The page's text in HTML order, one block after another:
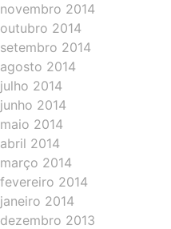
novembro 2014
outubro 2014
setembro 2014
agosto 2014
julho 2014
junho 2014
maio 2014
abril 2014
março 2014
fevereiro 2014
janeiro 2014
dezembro 2013